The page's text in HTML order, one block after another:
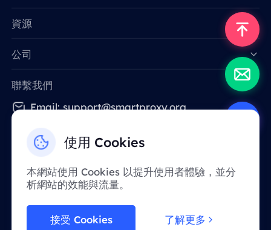
使用 Cookies
本網站使用 Cookies 以提升使用者體驗，並分
析網站的效能與流量。
接受 Cookies 了解更多
資源
公司
聯繫我們
Email: support@smartproxy.org
供。 感謝您的體諒！